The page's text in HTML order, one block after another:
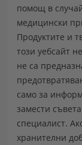
помощ в
медицински
Продуктите и
този уебсайт
не са
само за
замести
специалист.
хранителни